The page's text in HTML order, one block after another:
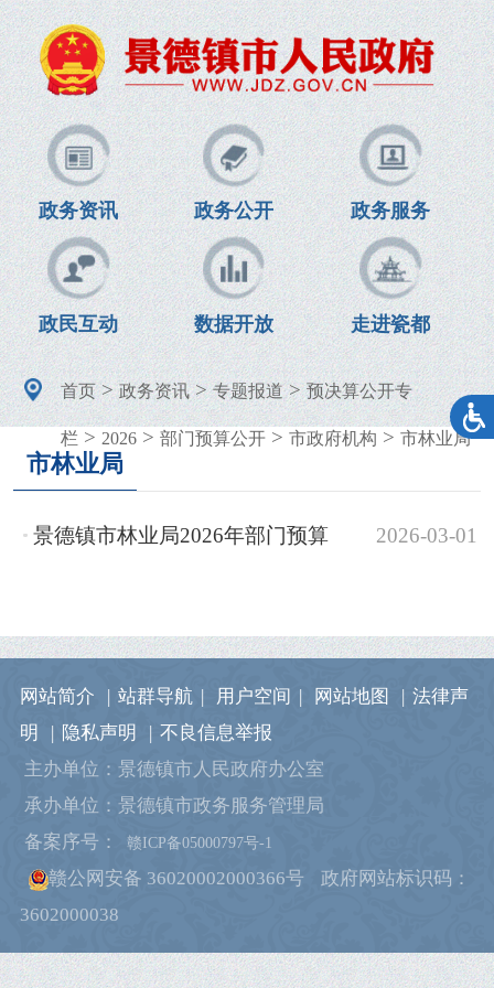
政务资讯 政务公开 政务服务
政民互动 数据开放 走进瓷都
首页>政务资讯>专题报道>预决算公开专
栏 > 2026> 部门预算公开> 市政府机构 > 市林业局
市林业局
2026-03-01
景德镇市林业局2026年部门预算
网站简介 | 站群导航 | 用户空间 | 网站地图 | 法律声
明
| 隐私声明 | 不良信息举报
主办单位：景德镇市人民政府办公室
承办单位：景德镇市政务服务管理局
备案序号：
赣ICP备05000797号-1
赣公网安备 36020002000366号
政府网站标识码：
3602000038